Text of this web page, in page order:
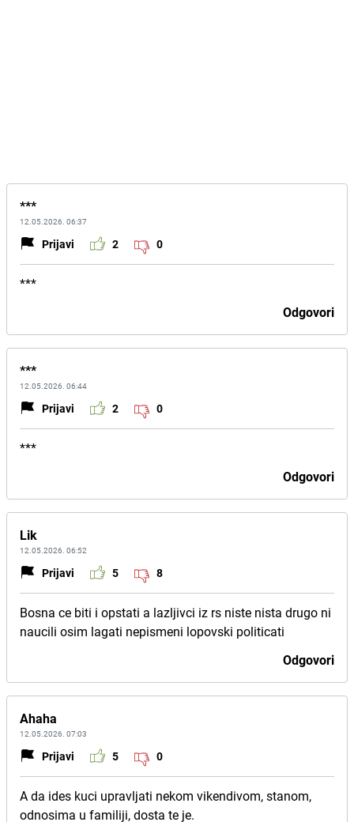
***
12.05.2026. 06:37
Prijavi 2 0
***
Odgovori
***
12.05.2026. 06:44
Prijavi 2 0
***
Odgovori
Lik
12.05.2026. 06:52
Prijavi 5 8
Bosna ce biti i opstati a lazljivci iz rs niste nista drugo ni
naucili osim lagati nepismeni lopovski politicati
Odgovori
Ahaha
12.05.2026. 07:03
Prijavi 5 0
A da ides kuci upravljati nekom vikendivom, stanom,
odnosima u familiji, dosta te je.